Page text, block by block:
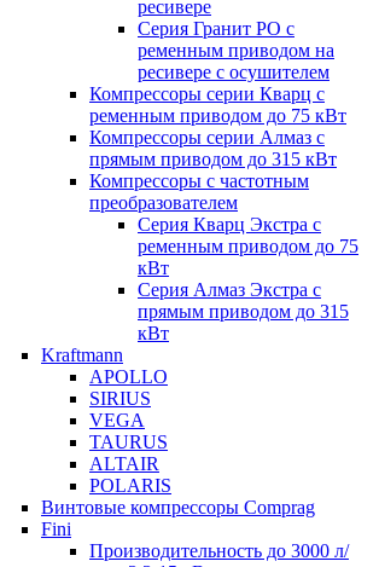
ресивере
Серия Гранит РО с
ременным приводом на
ресивере с осушителем
Компрессоры серии Кварц с
ременным приводом до 75 кВт
Компрессоры серии Алмаз с
прямым приводом до 315 кВт
Компрессоры с частотным
преобразователем
Серия Кварц Экстра с
ременным приводом до 75
кВт
Серия Алмаз Экстра с
прямым приводом до 315
кВт
Kraftmann
APOLLO
SIRIUS
VEGA
TAURUS
ALTAIR
POLARIS
Винтовые компрессоры Comprag
Fini
Производительность до 3000 л/